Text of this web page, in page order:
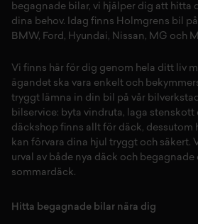
begagnade bilar, vi hjälper dig att hitta
dina behov. Idag finns Holmgrens bil
BMW, Ford , Hyundai, Nissan , MG och
Vi finns här för dig genom hela ditt liv
ägandet ska vara enkelt och
tryggt lämna in din bil på vår bilverkstad
bilservice: byta vindruta, laga stenskott
däckshop finns allt för däck, dessutom
kan förvara dina hjul tryggt och säkert.
urval av både nya däck och begagnade
sommardäck.
Hitta begagnade bilar nära dig